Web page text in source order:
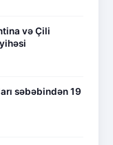
və Çili
səbəbindən 19